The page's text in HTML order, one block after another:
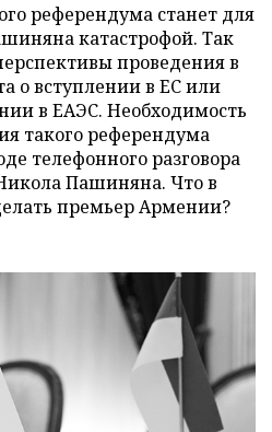
референдума станет для
катастрофой. Так
проведения в
о вступлении в ЕС или
в ЕАЭС. Необходимость
такого референдума
телефонного разговора
Пашиняна. Что в
премьер Армении?